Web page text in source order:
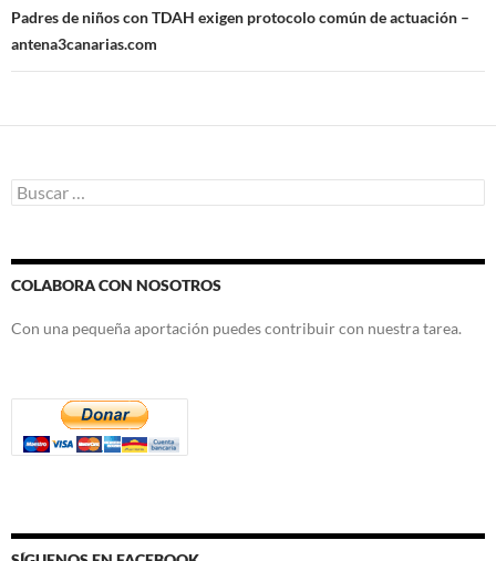
Padres de niños con TDAH exigen protocolo común de actuación –
antena3canarias.com
Buscar:
COLABORA CON NOSOTROS
Con una pequeña aportación puedes contribuir con nuestra tarea.